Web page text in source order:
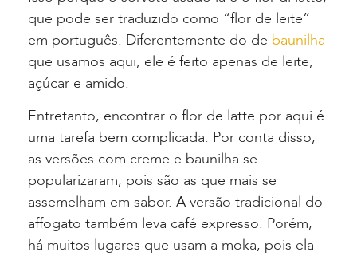
que pode ser traduzido como “flor de leite”
em português. Diferentemente do de baunilha
que usamos aqui, ele é feito apenas de leite,
açúcar e amido.
Entretanto, encontrar o flor de latte por aqui é
uma tarefa bem complicada. Por conta disso,
as versões com creme e baunilha se
popularizaram, pois são as que mais se
assemelham em sabor. A versão tradicional do
affogato também leva café expresso. Porém,
há muitos lugares que usam a moka, pois ela